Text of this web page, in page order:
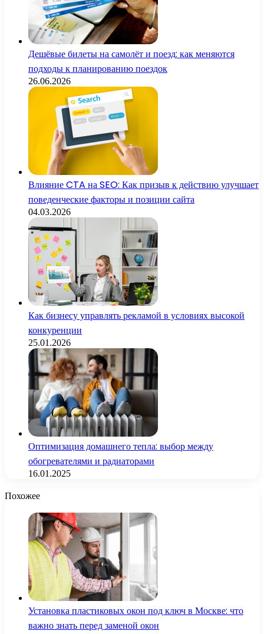
Дешёвые билеты на самолёт и поезд: как меняются
подходы к планированию поездок
26.06.2026
Влияние CTA на SEO: Как призыв к действию улучшает
поведенческие факторы и позиции сайта
04.03.2026
Как бизнесу управлять рекламой в условиях высокой
конкуренции
25.01.2026
Оптимизация домашнего тепла: выбор между
обогревателями и радиаторами
16.01.2025
Похожее
Установка пластиковых окон под ключ в Москве: что
важно знать перед заменой окон